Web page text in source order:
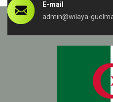
E-mail
admin@wilaya-